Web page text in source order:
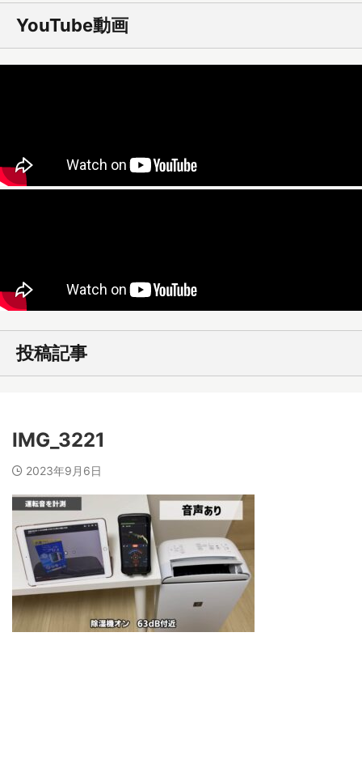
YouTube動画
投稿記事
IMG_3221
2023年9月6日